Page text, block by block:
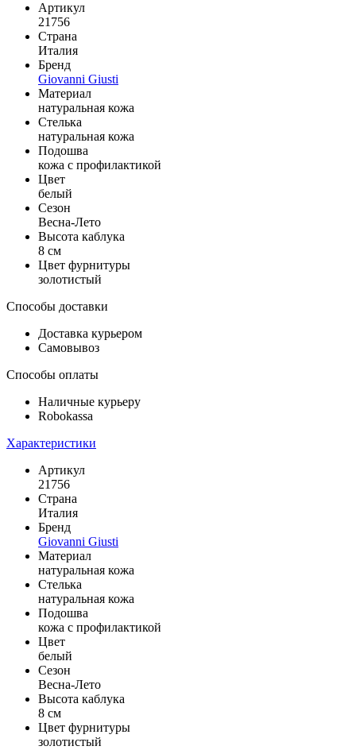
Артикул
21756
Страна
Италия
Бренд
Giovanni Giusti
Материал
натуральная кожа
Стелька
натуральная кожа
Подошва
кожа с профилактикой
Цвет
белый
Сезон
Весна-Лето
Высота каблука
8 см
Цвет фурнитуры
золотистый
Способы доставки
Доставка курьером
Самовывоз
Способы оплаты
Наличные курьеру
Robokassa
Характеристики
Артикул
21756
Страна
Италия
Бренд
Giovanni Giusti
Материал
натуральная кожа
Стелька
натуральная кожа
Подошва
кожа с профилактикой
Цвет
белый
Сезон
Весна-Лето
Высота каблука
8 см
Цвет фурнитуры
золотистый